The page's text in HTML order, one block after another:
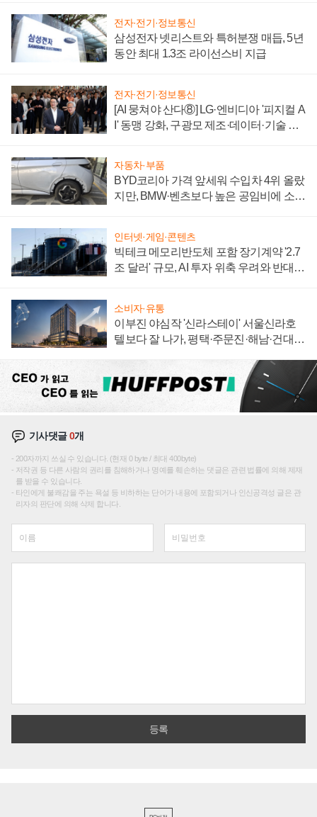
전자·전기·정보통신
삼성전자 넷리스트와 특허분쟁 매듭, 5년
동안 최대 1.3조 라이선스비 지급
전자·전기·정보통신
[AI 뭉쳐야 산다⑧] LG·엔비디아 '피지컬 A
I' 동맹 강화, 구광모 제조·데이터·기술 결
자동차·부품
BYD코리아 가격 앞세워 수입차 4위 올랐
지만, BMW·벤츠보다 높은 공임비에 소비
인터넷·게임·콘텐츠
빅테크 메모리반도체 포함 장기계약 '2.7
조 달러' 규모, AI 투자 위축 우려와 반대
소비자·유통
이부진 야심작 '신라스테이' 서울신라호
텔보다 잘 나가, 평택·주문진·해남·건대로
기사댓글0개
200자까지 쓰실 수 있습니다. (현재 0 byte / 최대 400byte)
저작권 등 다른 사람의 권리를 침해하거나 명예를 훼손하는 댓글은 관련 법률에 의해 제재
를 받을 수 있습니다.
타인에게 불쾌감을 주는 욕설 등 비하하는 단어가 내용에 포함되거나 인신공격성 글은 관
리자의 판단에 의해 삭제 합니다.